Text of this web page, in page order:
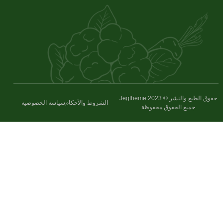
حقوق الطبع والنشر © 2023 Jegtheme.
جميع الحقوق محفوظة.
الشروط والأحكامسياسة الخصوصية